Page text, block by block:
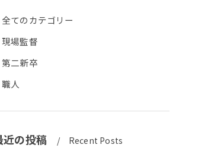
全てのカテゴリー
現場監督
第二新卒
職人
近の投稿 Recent Posts